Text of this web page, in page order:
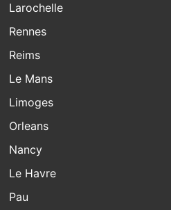
Larochelle
Rennes
Reims
Le Mans
Limoges
Orleans
Nancy
Le Havre
Pau